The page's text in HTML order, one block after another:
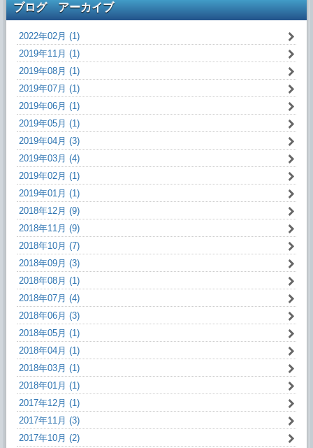
ブログ アーカイブ
2022年02月 (1)
2019年11月 (1)
2019年08月 (1)
2019年07月 (1)
2019年06月 (1)
2019年05月 (1)
2019年04月 (3)
2019年03月 (4)
2019年02月 (1)
2019年01月 (1)
2018年12月 (9)
2018年11月 (9)
2018年10月 (7)
2018年09月 (3)
2018年08月 (1)
2018年07月 (4)
2018年06月 (3)
2018年05月 (1)
2018年04月 (1)
2018年03月 (1)
2018年01月 (1)
2017年12月 (1)
2017年11月 (3)
2017年10月 (2)